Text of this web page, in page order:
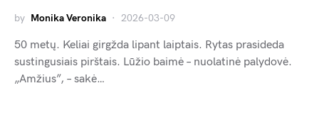
by Monika Veronika 2026-03-09
50 metų. Keliai girgžda lipant laiptais. Rytas prasideda
sustingusiais pirštais. Lūžio baimė – nuolatinė palydovė.
„Amžius”, – sakė…